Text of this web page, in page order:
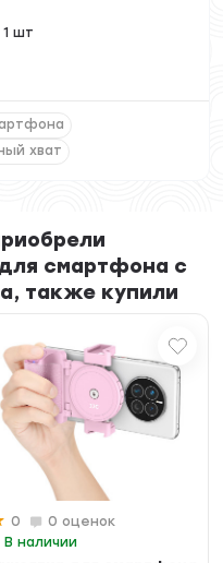
шт
хват
смартфона с
также купили
0
0 оценок
В наличии